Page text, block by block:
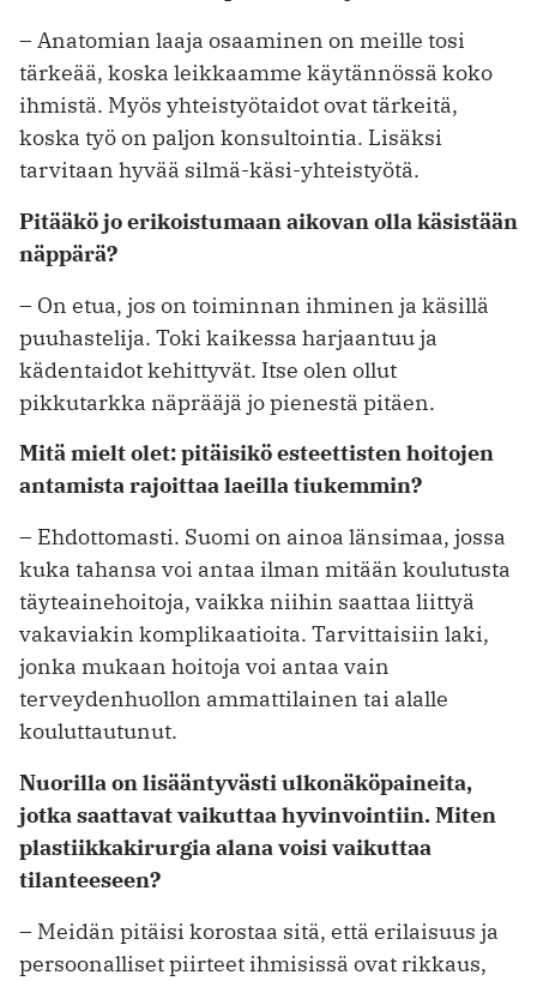
– Anatomian laaja osaaminen on meille tosi
tärkeää, koska leikkaamme käytännössä koko
ihmistä. Myös yhteistyötaidot ovat tärkeitä,
koska työ on paljon konsultointia. Lisäksi
tarvitaan hyvää silmä-käsi-yhteistyötä.
Pitääkö jo erikoistumaan aikovan olla käsistään
näppärä?
– On etua, jos on toiminnan ihminen ja käsillä
puuhastelija. Toki kaikessa harjaantuu ja
kädentaidot kehittyvät. Itse olen ollut
pikkutarkka näprääjä jo pienestä pitäen.
Mitä mielt olet: pitäisikö esteettisten hoitojen
antamista rajoittaa laeilla tiukemmin?
– Ehdottomasti. Suomi on ainoa länsimaa, jossa
kuka tahansa voi antaa ilman mitään koulutusta
täyteainehoitoja, vaikka niihin saattaa liittyä
vakaviakin komplikaatioita. Tarvittaisiin laki,
jonka mukaan hoitoja voi antaa vain
terveydenhuollon ammattilainen tai alalle
kouluttautunut.
Nuorilla on lisääntyvästi ulkonäköpaineita,
jotka saattavat vaikuttaa hyvinvointiin. Miten
plastiikkakirurgia alana voisi vaikuttaa
tilanteeseen?
– Meidän pitäisi korostaa sitä, että erilaisuus ja
persoonalliset piirteet ihmisissä ovat rikkaus,